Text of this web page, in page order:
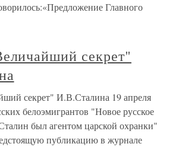
Главного
секрет"
секрет" И.В.Сталина 19 апреля
белоэмигрантов "Новое русское
был агентом царской охранки"
публикацию в журнале